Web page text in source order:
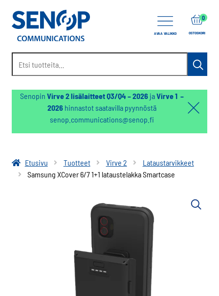
AVAA VALIKKO OSTOSKORI
0items
Senopin Virve 2 lisälaitteet Q3/Q4 – 2026jaVirve 1 –
2026hinnastot saatavilla pyynnöstä
senop.communications@senop.fi
Etusivu Tuotteet Virve 2
Lataustarvikkeet
Samsung XCover 6/7 1+1 lataustelakka Smartcase